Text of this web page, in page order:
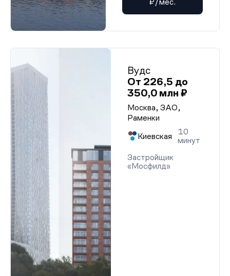
₽/мес.
Вудс
От 226,5 до
350,0 млн ₽
Москва, ЗАО,
Раменки
Киевская
10
минут
Застройщик
«Мосфилд»